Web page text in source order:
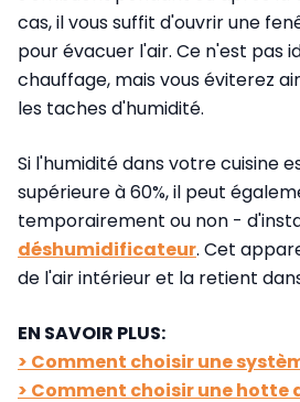
cas, il vous suffit d'ouvrir une
pour évacuer l'air. Ce n'est pas
chauffage, mais vous éviterez
les taches d'humidité.
Si l'humidité dans votre cuisine
supérieure à 60%, il peut
temporairement ou non -
déshumidificateur. Cet
de l'air intérieur et la retient
EN SAVOIR PLUS:
> Comment choisir une
> Comment choisir une hotte